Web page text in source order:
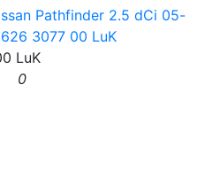
Pathfinder 2.5 dCi 05-
3077 00 LuK
LuK
0